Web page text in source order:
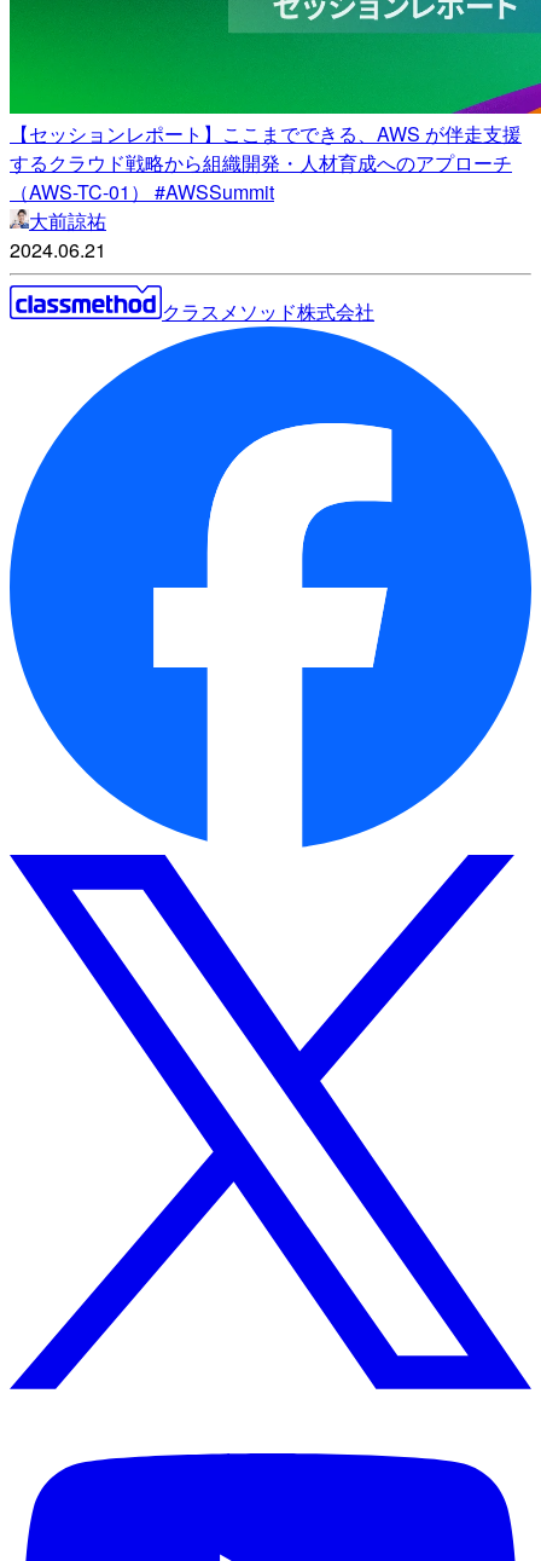
【セッションレポート】ここまでできる、AWS が伴走支援
するクラウド戦略から組織開発・人材育成へのアプローチ
（AWS-TC-01） #AWSSummit
大前諒祐
2024.06.21
クラスメソッド株式会社